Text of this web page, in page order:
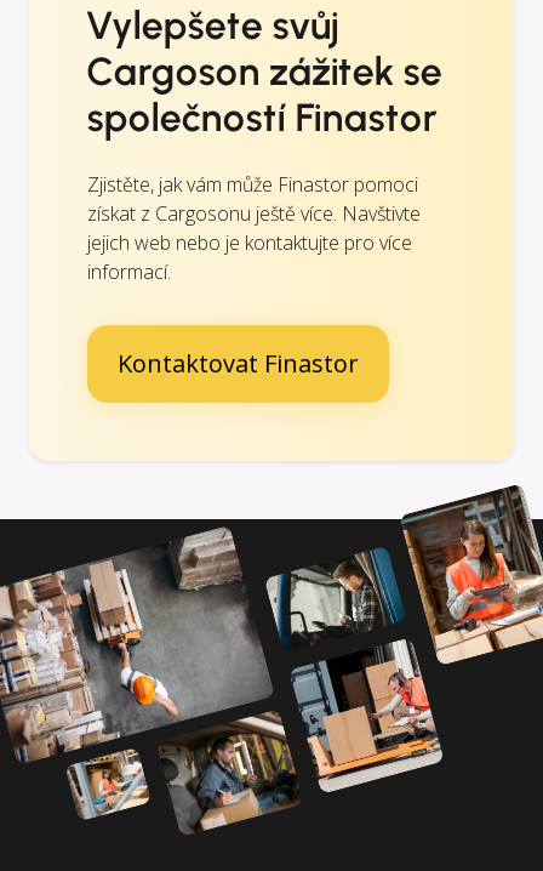
Vylepšete svůj
Cargoson zážitek se
společností Finastor
Zjistěte, jak vám může Finastor pomoci
získat z Cargosonu ještě více. Navštivte
jejich web nebo je kontaktujte pro více
informací.
Kontaktovat Finastor